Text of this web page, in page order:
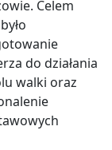
Celem
do działania
walki oraz